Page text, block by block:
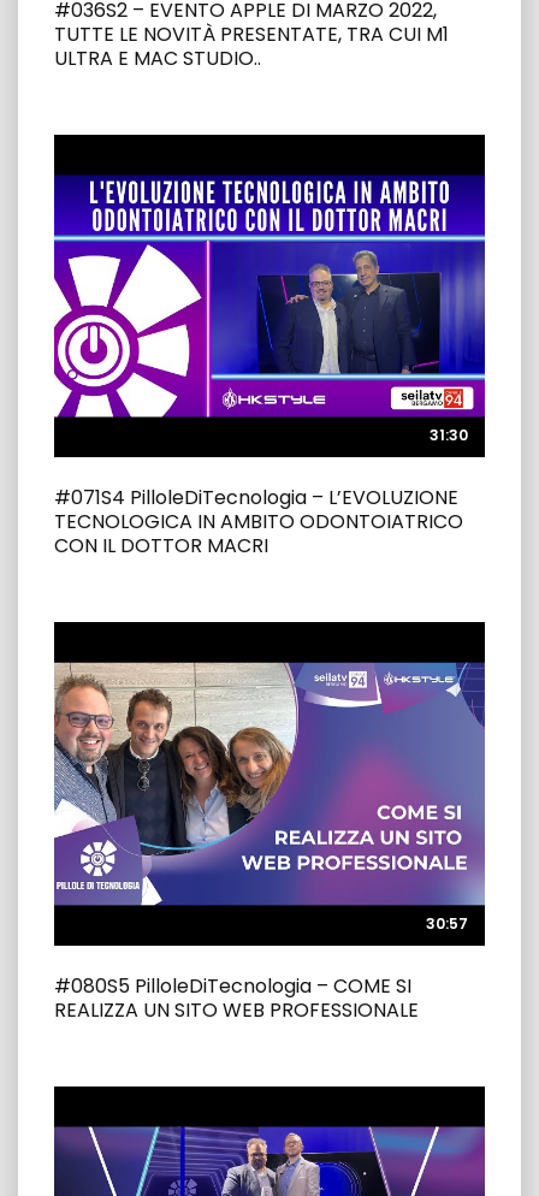
#036S2 – EVENTO APPLE DI MARZO 2022,
TUTTE LE NOVITÀ PRESENTATE, TRA CUI M1
ULTRA E MAC STUDIO..
31:30
31:30
#071S4 PilloleDiTecnologia – L’EVOLUZIONE
TECNOLOGICA IN AMBITO ODONTOIATRICO
CON IL DOTTOR MACRI
30:57
30:57
#080S5 PilloleDiTecnologia – COME SI
REALIZZA UN SITO WEB PROFESSIONALE